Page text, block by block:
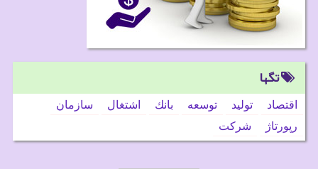
تگها
اقتصاد تولید توسعه بانك اشتغال
سازمان
رپورتاژ
شركت